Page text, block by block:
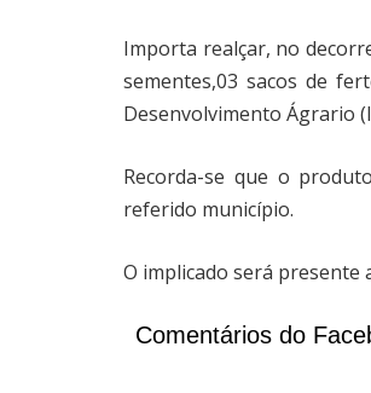
Importa realçar, no
sementes,03 sacos de
Desenvolvimento Ágrario
Recorda-se que o
referido município.
O implicado será
Comentários do